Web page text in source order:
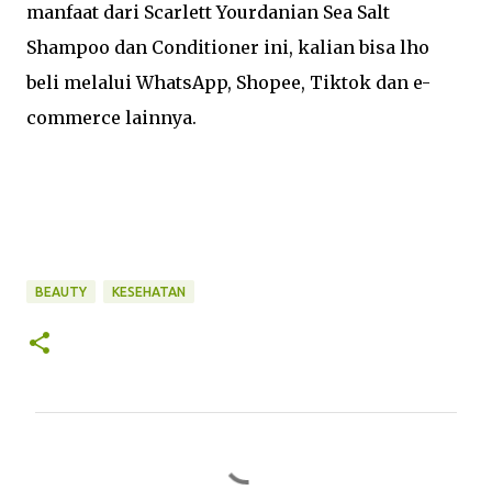
manfaat dari Scarlett Yourdanian Sea Salt
Shampoo dan Conditioner ini, kalian bisa lho
beli melalui WhatsApp, Shopee, Tiktok dan e-
commerce lainnya.
BEAUTY KESEHATAN